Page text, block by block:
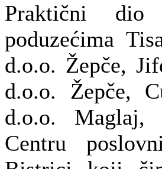
Praktični
poduzećima
d.o.o. Žepče,
d.o.o. Žepče,
d.o.o. Maglaj,
Centru